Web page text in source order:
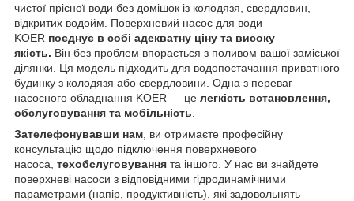
чистої прісної води без домішок із колодязя, свердловин,
відкритих водойм. Поверхневий насос для води
KOER поєднує в собі адекватну ціну та високу
якість. Він без проблем впорається з поливом вашої заміської
ділянки. Ця модель підходить для водопостачання приватного
будинку з колодязя або свердловини. Одна з переваг
насосного обладнання KOER — це легкість встановлення,
обслуговування та мобільність
Зателефонувавши нам , ви отримаєте професійну
консультацію щодо підключення поверхневого
насоса, техобслуговування та іншого. У нас ви знайдете
поверхневі насоси з відповідними гідродинамічними
параметрами (напір, продуктивність), які задовольнять